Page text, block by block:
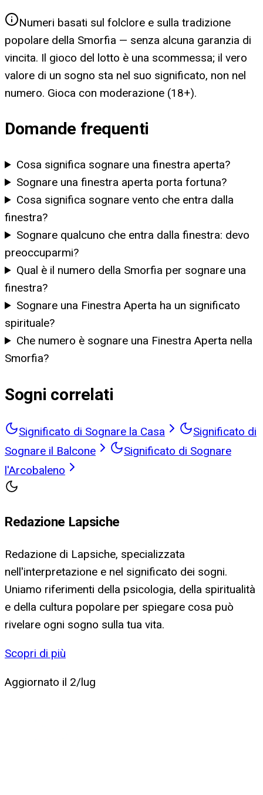
Numeri basati sul folclore e sulla tradizione
popolare della Smorfia — senza alcuna garanzia di
vincita. Il gioco del lotto è una scommessa; il vero
valore di un sogno sta nel suo significato, non nel
numero. Gioca con moderazione (18+).
Domande frequenti
Cosa significa sognare una finestra aperta?
Sognare una finestra aperta porta fortuna?
Cosa significa sognare vento che entra dalla
finestra?
Sognare qualcuno che entra dalla finestra: devo
preoccuparmi?
Qual è il numero della Smorfia per sognare una
finestra?
Sognare una Finestra Aperta ha un significato
spirituale?
Che numero è sognare una Finestra Aperta nella
Smorfia?
Sogni correlati
Significato di Sognare la Casa
Significato di
Sognare il Balcone
Significato di Sognare
l'Arcobaleno
Redazione Lapsiche
Redazione di Lapsiche, specializzata
nell'interpretazione e nel significato dei sogni.
Uniamo riferimenti della psicologia, della spiritualità
e della cultura popolare per spiegare cosa può
rivelare ogni sogno sulla tua vita.
Scopri di più
Aggiornato il 2/lug